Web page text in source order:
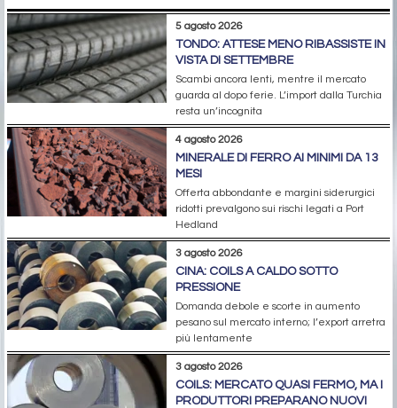
5 agosto 2026
TONDO: ATTESE MENO RIBASSISTE IN
VISTA DI SETTEMBRE
Scambi ancora lenti, mentre il mercato
guarda al dopo ferie. L’import dalla Turchia
resta un’incognita
4 agosto 2026
MINERALE DI FERRO AI MINIMI DA 13
MESI
Offerta abbondante e margini siderurgici
ridotti prevalgono sui rischi legati a Port
Hedland
3 agosto 2026
CINA: COILS A CALDO SOTTO
PRESSIONE
Domanda debole e scorte in aumento
pesano sul mercato interno; l’export arretra
più lentamente
3 agosto 2026
COILS: MERCATO QUASI FERMO, MA I
PRODUTTORI PREPARANO NUOVI